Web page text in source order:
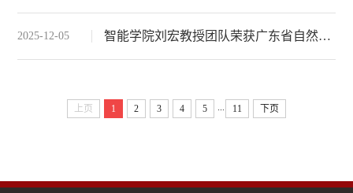
2025-12-05 智能学院刘宏教授团队荣获广东省自然科学一等奖
上页 1 2 3 4 5 ... 11 下页